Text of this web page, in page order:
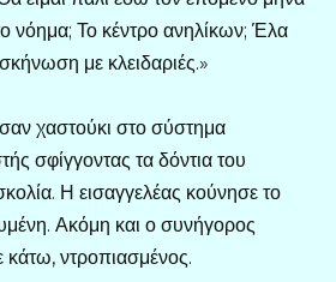
νόημα; Το κέντρο ανηλίκων; Έλα
με κλειδαριές.»
χαστούκι στο σύστημα
σφίγγοντας τα δόντια του
Η εισαγγελέας κούνησε το
Ακόμη και ο συνήγορος
κάτω, ντροπιασμένος.